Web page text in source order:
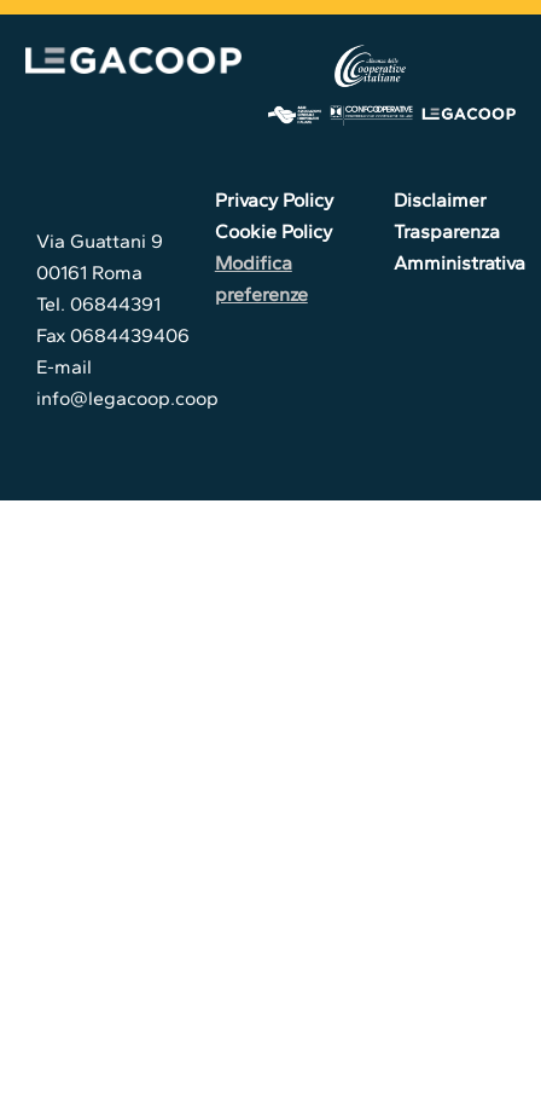
Via Guattani 9
00161 Roma
Tel. 06844391
Fax 0684439406
E-mail
info@legacoop.coop
Privacy Policy
Cookie Policy
Modifica
preferenze
Disclaimer
Trasparenza
Amministrativa